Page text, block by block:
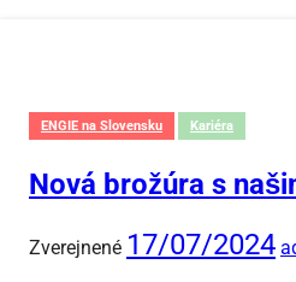
ENGIE na Slovensku Kariéra
Nová brožúra s
Zverejnené 17/07/2024